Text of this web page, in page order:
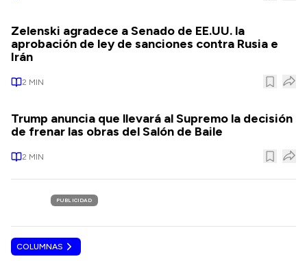
Zelenski agradece a Senado de EE.UU. la
aprobación de ley de sanciones contra Rusia e
Irán
2 MIN
Trump anuncia que llevará al Supremo la decisión
de frenar las obras del Salón de Baile
2 MIN
PUBLICIDAD
COLUMNAS